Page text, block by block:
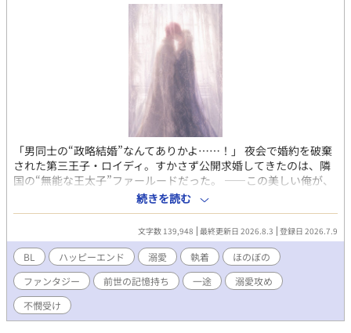
「男同士の“政略結婚”なんてありかよ……！」 夜会で婚約を破棄
された第三王子・ロイディ。すかさず公開求婚してきたのは、隣
国の“無能な王太子”ファールードだった。 ——この美しい俺が、
男相手に“嫁入り”だと？ 冗談じゃない！ 不本意ながら始まった
結婚生活。ところが夫は、無能どころかとんでもない策士だっ
た。外堀を埋め、逃げ道を塞ぎ、過保護なほど甘やかしてくる。
だが、甘やかされてばかりもいられない。 ロイディは婚約破棄の
屈辱を晴らすべく、策を練り始める。 こう見えて前世は起業家。
その経験を生かし、嫁ぎ先にも利益をもたらしながら、自分を侮
った連中を経済でぶん殴れないかと考えたのだ。 そんな異様に沸
点の低い妻に、策士の夫も振り回されっぱなしで——！？ 無能を
装う策士な執着溺愛攻め×策士から逃げられない生意気ツンデレ
続きを読む
文字数 139,948 最終更新日 2026.8.3 登録日 2026.7.9
BL ハッピーエンド 溺愛 執着
ほのぼの
ファンタジー
前世の記憶持ち 一途
溺愛攻め
不憫受け